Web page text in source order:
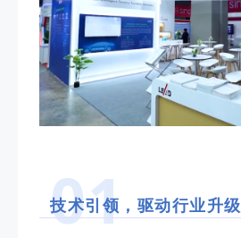
01
技术引领，驱动行业升级